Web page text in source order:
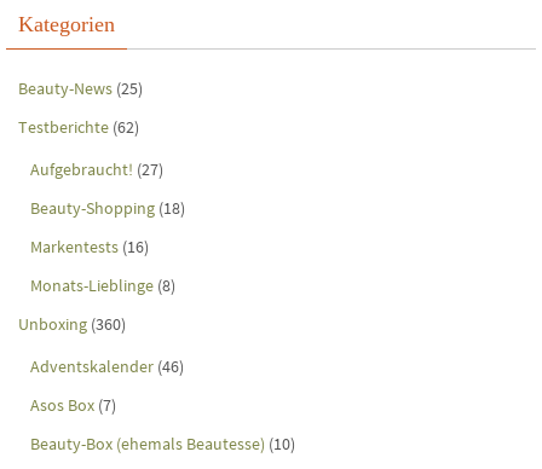
Kategorien
Beauty-News (25)
Testberichte (62)
Aufgebraucht! (27)
Beauty-Shopping (18)
Markentests (16)
Monats-Lieblinge (8)
Unboxing (360)
Adventskalender (46)
Asos Box (7)
Beauty-Box (ehemals Beautesse) (10)